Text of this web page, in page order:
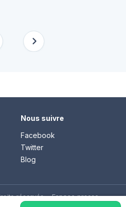
Nous suivre
Facebook
Twitter
Blog
réservés •Espace presse•
légales